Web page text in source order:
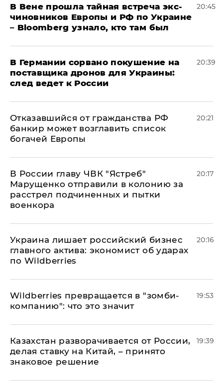
В Вене прошла тайная встреча экс-
чиновников Европы и РФ по Украине
– Bloomberg узнало, кто там был
20:45
​В Германии сорвано покушение на
поставщика дронов для Украины:
след ведет к России
20:39
Отказавшийся от гражданства РФ
банкир может возглавить список
богачей Европы
20:21
В России главу ЧВК "Ястреб"
Марущенко отправили в колонию за
расстрел подчиненных и пытки
военкора
20:17
​Украина лишает российский бизнес
главного актива: экономист об ударах
по Wildberries
20:16
Wildberries превращается в "зомби-
компанию": что это значит
19:53
Казахстан разворачивается от России,
делая ставку на Китай, – принято
знаковое решение
19:39